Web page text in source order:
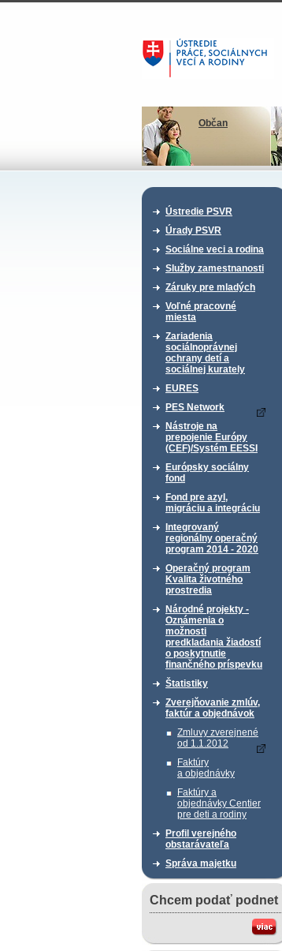
Občan
Ústredie PSVR
Úrady PSVR
Sociálne veci a rodina
Služby zamestnanosti
Záruky pre mladých
Voľné pracovné
miesta
Zariadenia
sociálnoprávnej
ochrany detí a
sociálnej kurately
EURES
PES Network
Nástroje na
prepojenie Európy
(CEF)/Systém EESSI
Európsky sociálny
fond
Fond pre azyl,
migráciu a integráciu
Integrovaný
regionálny operačný
program 2014 - 2020
Operačný program
Kvalita životného
prostredia
Národné projekty -
Oznámenia o
možnosti
predkladania žiadostí
o poskytnutie
finančného príspevku
Štatistiky
Zverejňovanie zmlúv,
faktúr a objednávok
Zmluvy zverejnené
od 1.1.2012
Faktúry
a objednávky
Faktúry a
objednávky Centier
pre deti a rodiny
Profil verejného
obstarávateľa
Správa majetku
Chcem podať podnet